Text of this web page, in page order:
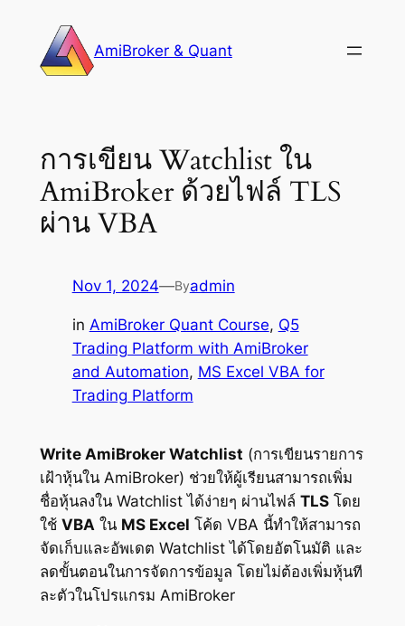
content
AmiBroker & Quant
การเขียน Watchlist ใน
AmiBroker ด้วยไฟล์ TLS
ผ่าน VBA
Nov 1, 2024—Byadmin
in AmiBroker Quant Course, Q5
Trading Platform with AmiBroker
and Automation, MS Excel VBA for
Trading Platform
Write AmiBroker Watchlist (การเขียนรายการ
เฝ้าหุ้นใน AmiBroker) ช่วยให้ผู้เรียนสามารถเพิ่ม
ชื่อหุ้นลงใน Watchlist ได้ง่ายๆ ผ่านไฟล์ TLSโดย
ใช้ VBA ใน MS Excel โค้ด VBA นี้ทำให้สามารถ
จัดเก็บและอัพเดต Watchlist ได้โดยอัตโนมัติ และ
ลดขั้นตอนในการจัดการข้อมูล โดยไม่ต้องเพิ่มหุ้นที
ละตัวในโปรแกรม AmiBroker